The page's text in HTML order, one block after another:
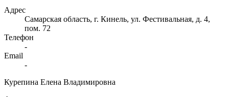
Адрес
Самарская область, г. Кинель, ул. Фестивальная, д. 4,
пом. 72
Телефон
-
Email
-
Курепина Елена Владимировна